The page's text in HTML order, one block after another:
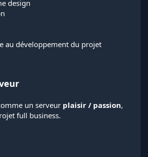
design
au développement du projet
un serveur plaisir / passion,
full business.